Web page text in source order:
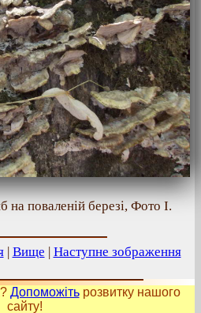
на поваленій березі, Фото І.
| Вище | Наступне зображення
Допоможітьрозвитку нашого
сайту!